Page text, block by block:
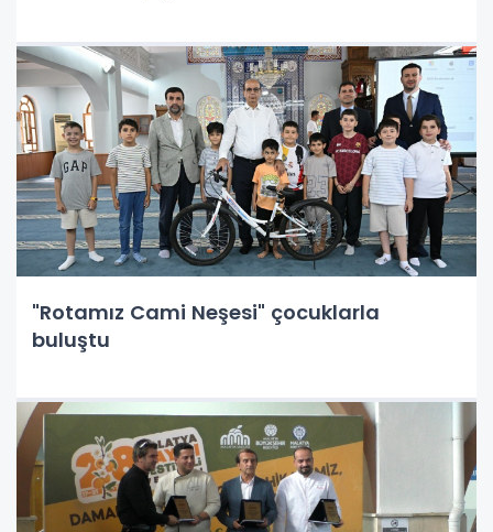
"Rotamız Cami Neşesi" çocuklarla
buluştu